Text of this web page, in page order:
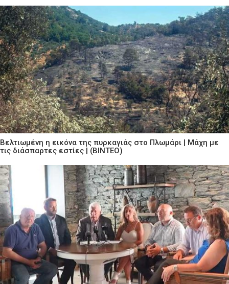
Βελτιωμένη η εικόνα της πυρκαγιάς στο Πλωμάρι | Μάχη με
τις διάσπαρτες εστίες | (ΒΙΝΤΕΟ)